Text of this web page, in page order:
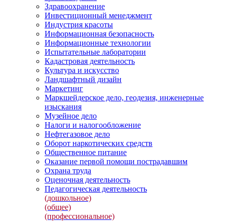
Здравоохранение
Инвестиционный менеджмент
Индустрия красоты
Информационная безопасность
Информационные технологии
Испытательные лаборатории
Кадастровая деятельность
Культура и искусство
Ландшафтный дизайн
Маркетинг
Маркшейдерское дело, геодезия, инженерные
изыскания
Музейное дело
Налоги и налогообложение
Нефтегазовое дело
Оборот наркотических средств
Общественное питание
Оказание первой помощи пострадавшим
Охрана труда
Оценочная деятельность
Педагогическая деятельность
(дошкольное)
(общее)
(профессиональное)